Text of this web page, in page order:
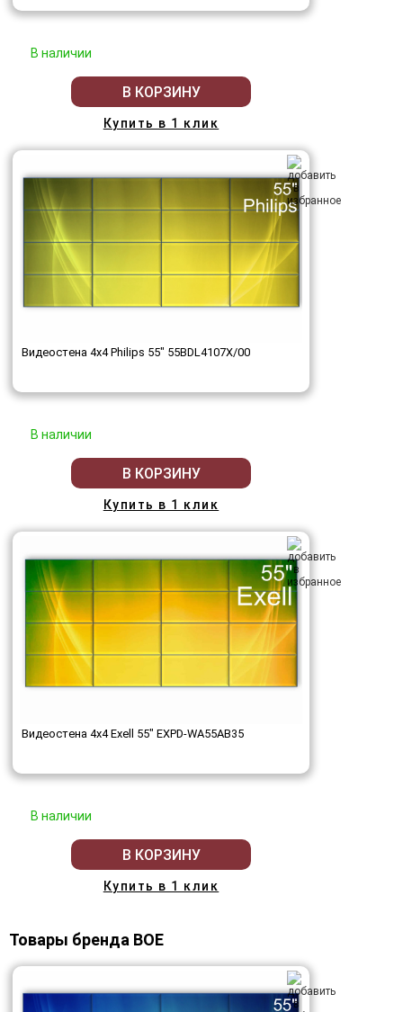
В наличии
В КОРЗИНУ
Купить в 1 клик
Видеостена 4x4 Philips 55" 55BDL4107X/00
В наличии
В КОРЗИНУ
Купить в 1 клик
Видеостена 4x4 Exell 55" EXPD-WA55AB35
В наличии
В КОРЗИНУ
Купить в 1 клик
Товары бренда BOE